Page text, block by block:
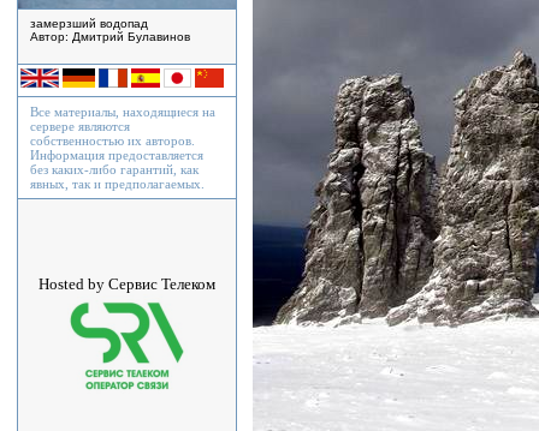
замерзший водопад
Автор: Дмитрий Булавинов
Все материалы, находящиеся на
сервере являются
собственностью их авторов.
Информация предоставляется
без каких-либо гарантий, как
явных, так и предполагаемых.
Hosted by Сервис Телеком